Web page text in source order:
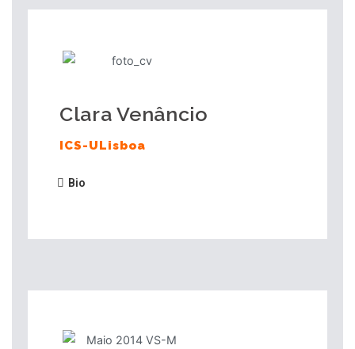
Clara Venâncio
ICS-ULisboa
Bio